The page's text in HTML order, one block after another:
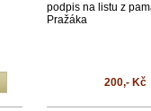
podpis na listu z
Pražáka
200,- Kč